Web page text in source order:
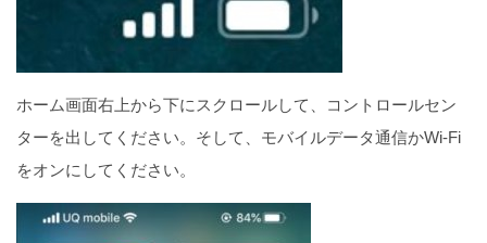
ホーム画面右上から下にスクロールして、コントロールセン
ターを出してください。そして、モバイルデータ通信かWi-Fi
をオンにしてください。